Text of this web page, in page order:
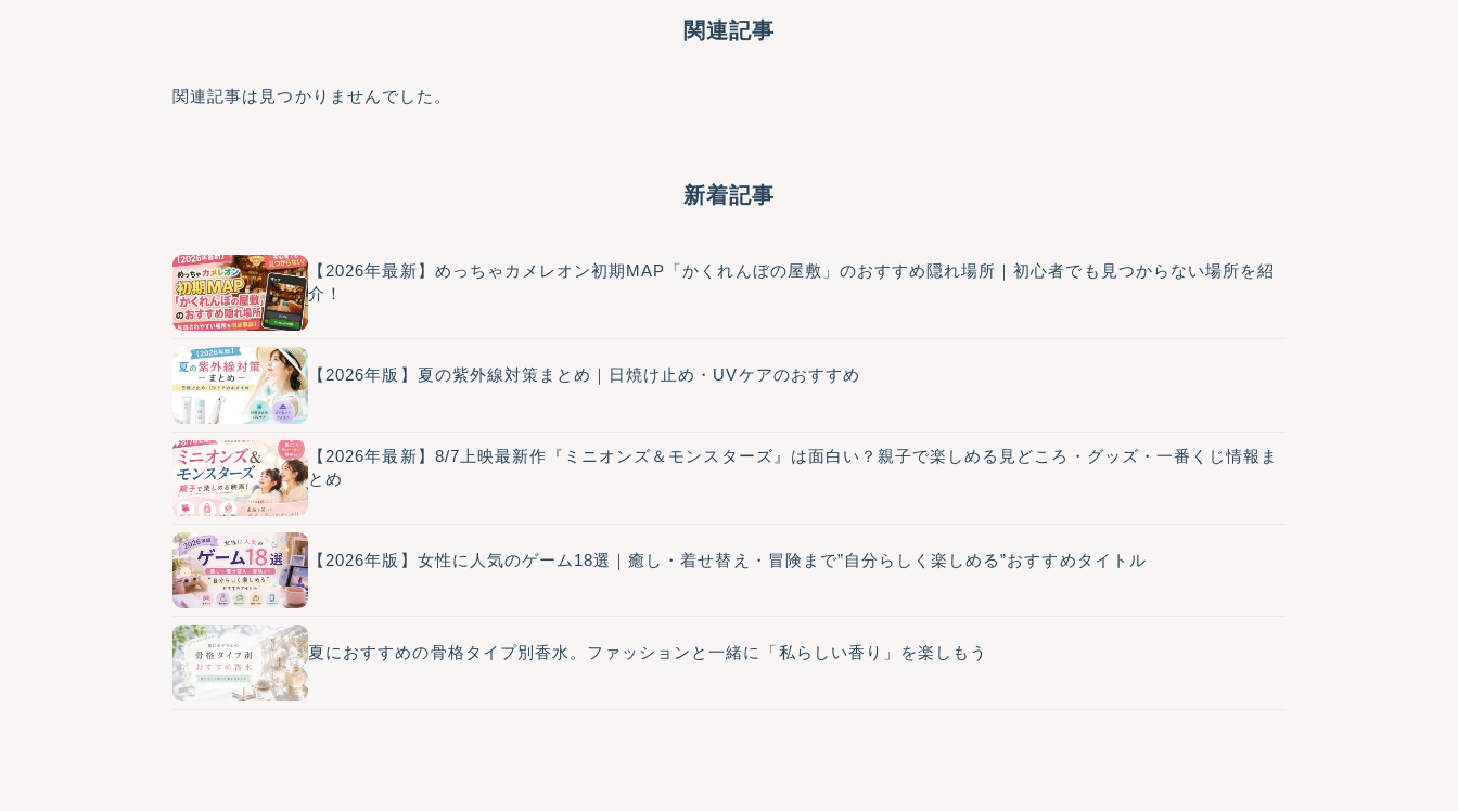
関連記事
関連記事は見つかりませんでした。
新着記事
【2026年最新】めっちゃカメレオン初期MAP「かくれんぼの屋敷」のおすすめ隠れ場所｜初心者でも見つからない場所を紹
介！
【2026年版】夏の紫外線対策まとめ｜日焼け止め・UVケアのおすすめ
【2026年最新】8/7上映最新作『ミニオンズ＆モンスターズ』は面白い？親子で楽しめる見どころ・グッズ・一番くじ情報ま
とめ
【2026年版】女性に人気のゲーム18選｜癒し・着せ替え・冒険まで”自分らしく楽しめる”おすすめタイトル
夏におすすめの骨格タイプ別香水。ファッションと一緒に「私らしい香り」を楽しもう